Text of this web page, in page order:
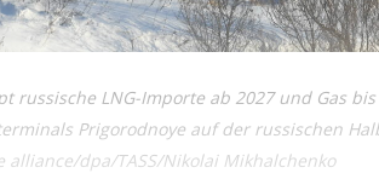
russische LNG-Importe ab 2027 und Gas
Prigorodnoye auf der russischen
alliance/dpa/TASS/Nikolai Mikhalchenko